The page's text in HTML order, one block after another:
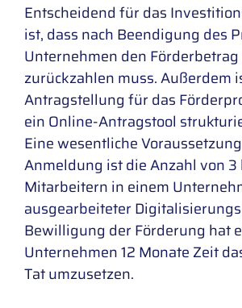
Entscheidend für das
ist, dass nach Beendigung des
Unternehmen den
zurückzahlen muss. Außerdem
Antragstellung für das
ein Online-Antragstool
Eine wesentliche
Anmeldung ist die Anzahl von
Mitarbeitern in einem
ausgearbeiteter
Bewilligung der Förderung hat
Unternehmen 12 Monate Zeit
Tat umzusetzen.